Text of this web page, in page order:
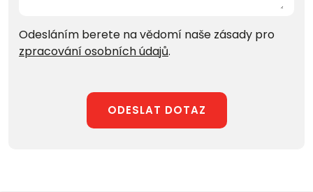
Odesláním berete na vědomí naše zásady pro
zpracování osobních údajů.
ODESLAT DOTAZ